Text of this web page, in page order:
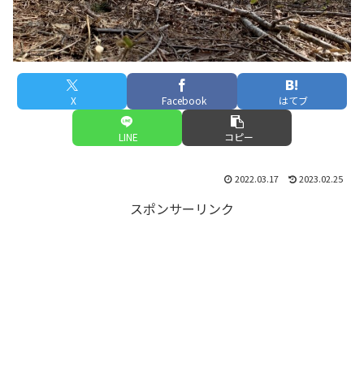
X Facebook はてブ
LINE コピー
2022.03.17 2023.02.25
スポンサーリンク